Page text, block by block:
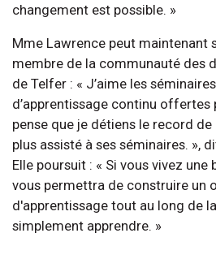
changement est possible. »
Mme Lawrence peut maintenant
membre de la communauté des
de Telfer : « J’aime les
d’apprentissage continu offertes
pense que je détiens le record
plus assisté à ses séminaires. »,
Elle poursuit : « Si vous vivez une
vous permettra de construire un
d'apprentissage tout au long de
simplement apprendre. »